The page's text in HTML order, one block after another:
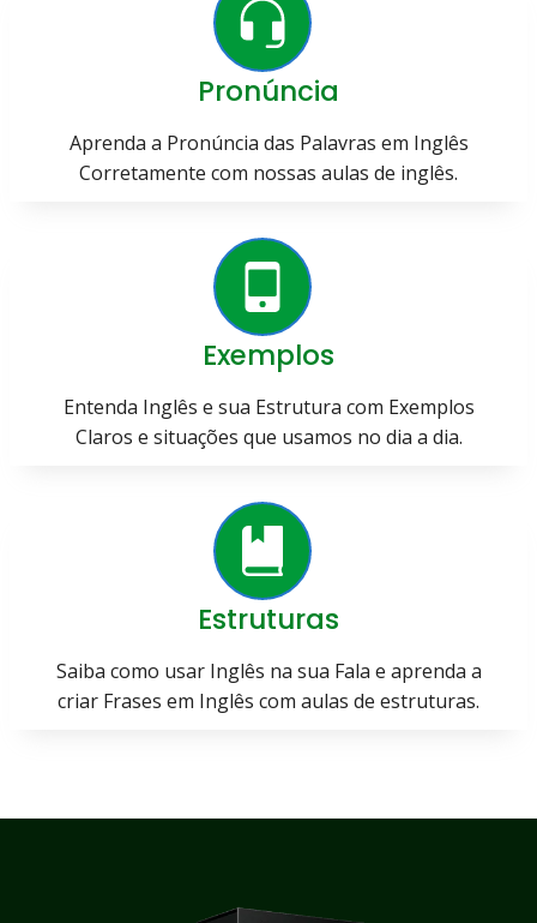
Pronúncia
Aprenda a Pronúncia das Palavras em Inglês
Corretamente com nossas aulas de inglês.
Exemplos
Entenda Inglês e sua Estrutura com Exemplos
Claros e situações que usamos no dia a dia.
Estruturas
Saiba como usar Inglês na sua Fala e aprenda a
criar Frases em Inglês com aulas de estruturas.